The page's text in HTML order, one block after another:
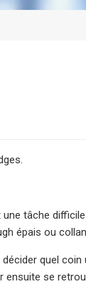
tâche
épais ou
quel
se